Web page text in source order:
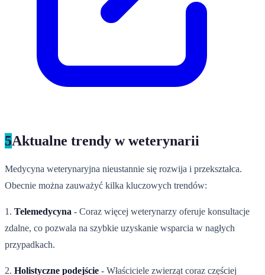
5Aktualne trendy w weterynarii
Medycyna weterynaryjna nieustannie się rozwija i przekształca.
Obecnie można zauważyć kilka kluczowych trendów:
1. Telemedycyna - Coraz więcej weterynarzy oferuje konsultacje
zdalne, co pozwala na szybkie uzyskanie wsparcia w nagłych
przypadkach.
2. Holistyczne podejście - Właściciele zwierząt coraz częściej